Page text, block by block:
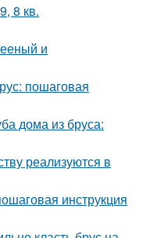
8 кв.
и
пошаговая
дома из бруса:
реализуются в
инструкция